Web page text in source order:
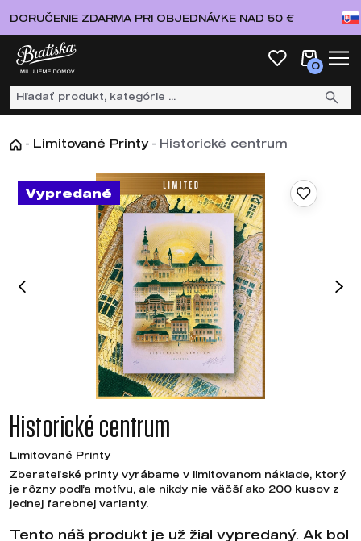
DORUČENIE ZDARMA PRI OBJEDNÁVKE NAD 50 €
0
- Limitované Printy - Historické centrum
Vypredané
Historické centrum
Limitované Printy
Zberateľské printy vyrábame v limitovanom náklade, ktorý
je rôzny podľa motívu, ale nikdy nie väčší ako 200 kusov z
jednej farebnej varianty.
Tento náš produkt je už žial vypredaný. Ak bol